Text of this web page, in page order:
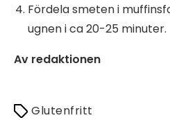
Fördela smeten i
ugnen i ca 20-25 minuter.
Av redaktionen
Glutenfritt